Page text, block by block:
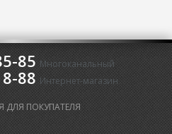
85 Многоканальный
88 Интернет-магазин
ПОКУПАТЕЛЯ